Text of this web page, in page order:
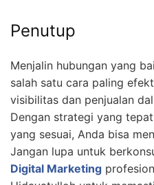
Penutup
Menjalin hubungan yang
salah satu cara paling
visibilitas dan penjualan
Dengan strategi yang
yang sesuai, Anda bisa
Jangan lupa untuk
Digital Marketing